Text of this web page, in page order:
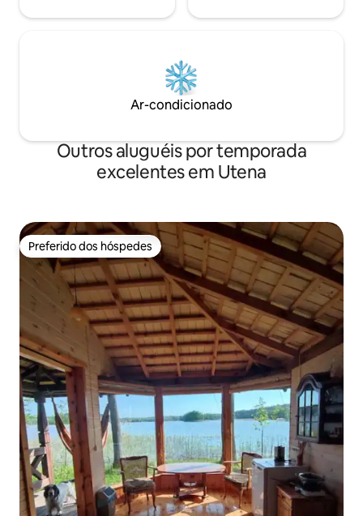
Ar-condicionado
Outros aluguéis por temporada
excelentes em Utena
Preferido dos hóspedes
Preferido dos hóspedes